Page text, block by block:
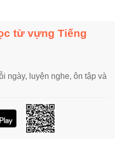
từ vựng Tiếng
ngày, luyện nghe, ôn tập và